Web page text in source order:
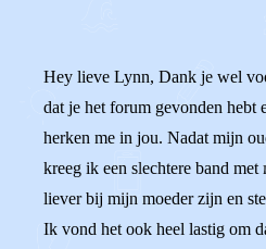
Hey lieve Lynn, Dank je wel
dat je het forum gevonden hebt
herken me in jou. Nadat mijn
kreeg ik een slechtere band
liever bij mijn moeder zijn en
Ik vond het ook heel lastig om